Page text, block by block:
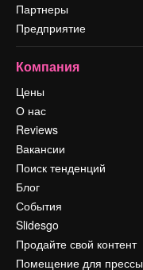
Партнеры
Предприятие
Компания
Цены
О нас
Reviews
Вакансии
Поиск тенденций
Блог
События
Slidesgo
Продайте свой контент
Помещение для прессы